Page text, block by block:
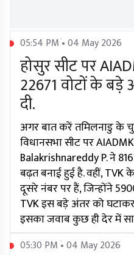
05:54 PM • 04 May 2026
होसुर सीट पर
22671 वोटों के
दी.
अगर बात करें तमिलनाडु के
विधानसभा सीट पर
Balakrishnareddy P. ने
बढ़त बनाई हुई है. वहीं, TVK
दूसरे नंबर पर हैं, जिन्होंने
TVK इस बड़े अंतर को
इसका जवाब कुछ ही देर में
05:30 PM • 04 May 2026